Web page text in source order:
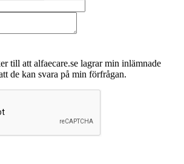
till att alfaecare.se lagrar min inlämnade
de kan svara på min förfrågan.